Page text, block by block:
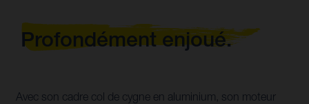
Profondément enjoué.
Avec son cadre col de cygne en aluminium, son moteur